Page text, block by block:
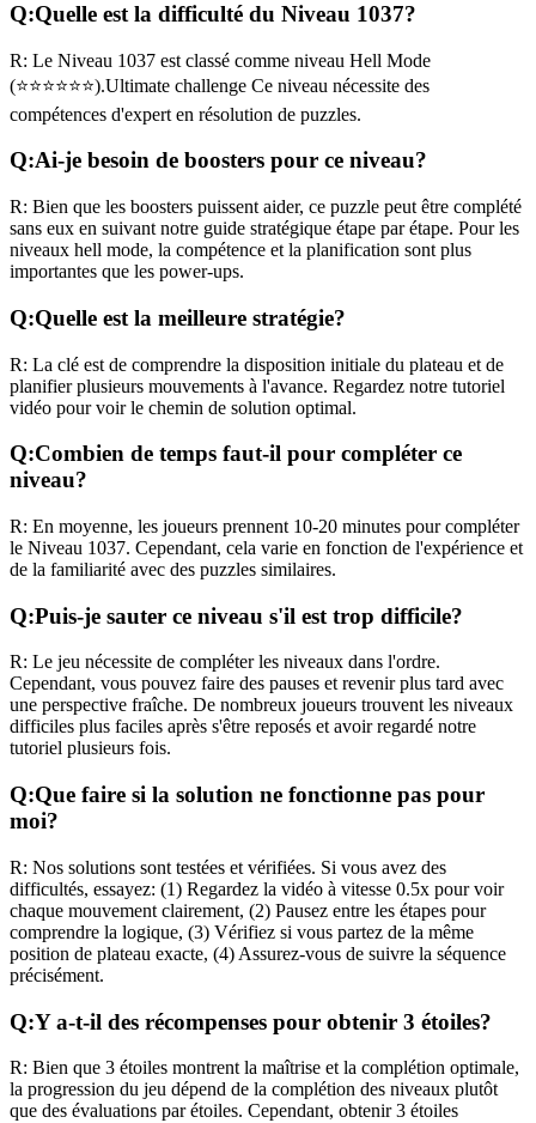
Q:Quelle est la difficulté du Niveau 1037?
R: Le Niveau 1037 est classé comme niveau Hell Mode
(⭐⭐⭐⭐⭐⭐).Ultimate challenge Ce niveau nécessite des
compétences d'expert en résolution de puzzles.
Q:Ai-je besoin de boosters pour ce niveau?
R: Bien que les boosters puissent aider, ce puzzle peut être complété
sans eux en suivant notre guide stratégique étape par étape. Pour les
niveaux hell mode, la compétence et la planification sont plus
importantes que les power-ups.
Q:Quelle est la meilleure stratégie?
R: La clé est de comprendre la disposition initiale du plateau et de
planifier plusieurs mouvements à l'avance. Regardez notre tutoriel
vidéo pour voir le chemin de solution optimal.
Q:Combien de temps faut-il pour compléter ce
niveau?
R: En moyenne, les joueurs prennent 10-20 minutes pour compléter
le Niveau 1037. Cependant, cela varie en fonction de l'expérience et
de la familiarité avec des puzzles similaires.
Q:Puis-je sauter ce niveau s'il est trop difficile?
R: Le jeu nécessite de compléter les niveaux dans l'ordre.
Cependant, vous pouvez faire des pauses et revenir plus tard avec
une perspective fraîche. De nombreux joueurs trouvent les niveaux
difficiles plus faciles après s'être reposés et avoir regardé notre
tutoriel plusieurs fois.
Q:Que faire si la solution ne fonctionne pas pour
moi?
R: Nos solutions sont testées et vérifiées. Si vous avez des
difficultés, essayez: (1) Regardez la vidéo à vitesse 0.5x pour voir
chaque mouvement clairement, (2) Pausez entre les étapes pour
comprendre la logique, (3) Vérifiez si vous partez de la même
position de plateau exacte, (4) Assurez-vous de suivre la séquence
précisément.
Q:Y a-t-il des récompenses pour obtenir 3 étoiles?
R: Bien que 3 étoiles montrent la maîtrise et la complétion optimale,
la progression du jeu dépend de la complétion des niveaux plutôt
que des évaluations par étoiles. Cependant, obtenir 3 étoiles